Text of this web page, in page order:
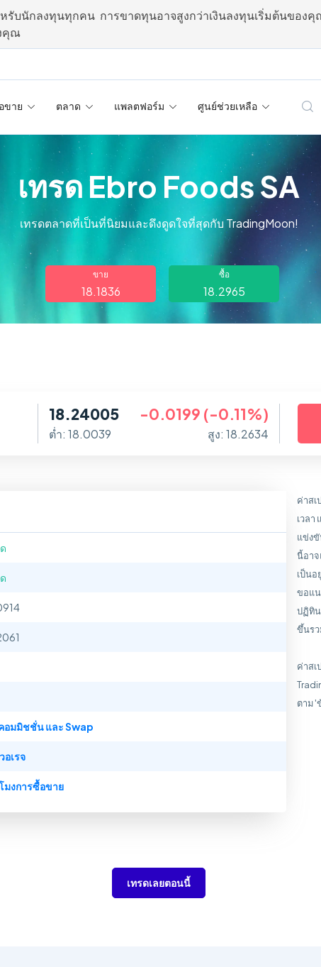
รับนักลงทุนทุกคน การขาดทุนอาจสูงกว่าเงินลงทุนเริ่มต้นของ
คุณ
ขาย ตลาด แพลตฟอร์ม ศูนย์ช่วยเหลือ
เทรด Ebro Foods SA
เทรดตลาดที่เป็นที่นิยมและดึงดูดใจที่สุดกับ TradingMoon!
ขาย
18.1836
ซื้อ
18.2965
18.24005 -0.0199 (-0.11%)
ต่ำ: 18.0039 สูง: 18.2634
อมมิชชั่น และ Swap
อเรจ
มงการซื้อขาย
ค่าสเ
เวลา
แข่งขั
นี้อาจ
เป็นอ
ขอแ
ปฏิทิน
ขึ้นร
ค่าสเ
ตาม '
เทรดเลยตอนนี้